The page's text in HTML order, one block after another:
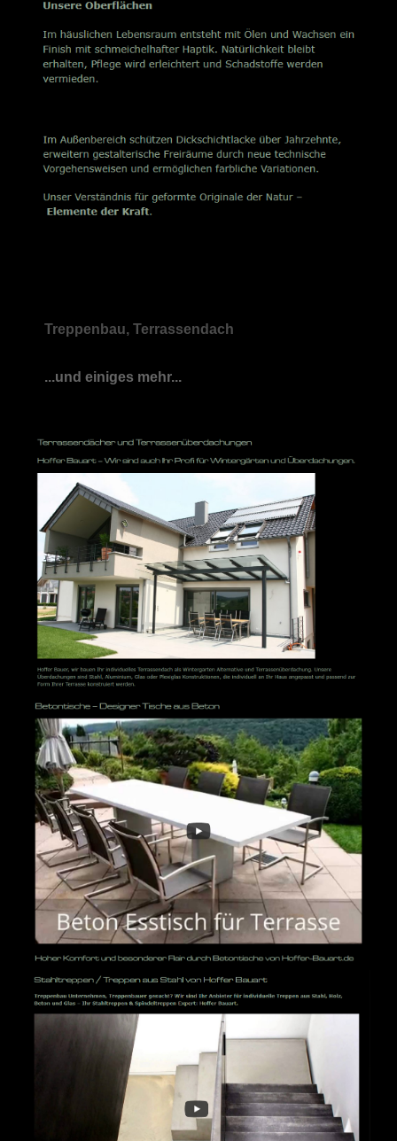
Treppenbau, Terrassendach
...und einiges mehr...